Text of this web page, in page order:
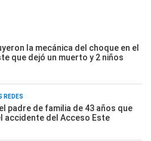
la mecánica del choque en el
que dejó un muerto y 2 niños
REDES
padre de familia de 43 años que
accidente del Acceso Este